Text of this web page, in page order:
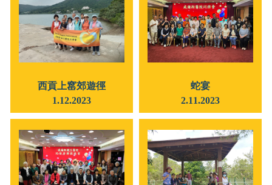
西貢上窰郊遊徑
1.12.2023
蛇宴
2.11.2023